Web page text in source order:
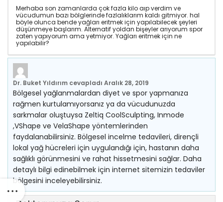
Merhaba son zamanlarda çok fazla kilo aıp verdim ve
vücudumun bazı bölglerinde fazlalıklarım kaldı gitmiyor. hal
böyle olunca bende yağları eritmek için yapılabilecek şeyleri
düşünmeye başlarım. Alternatif yoldan bişeyler arıyorum spor
zaten yapıyorum ama yetmiyor. Yağları eritmek için ne
yapılabilir?
Dr. Buket Yıldırım cevapladı Aralık 28, 2019
Bölgesel yağlanmalardan diyet ve spor yapmanıza
rağmen kurtulamıyorsanız ya da vücudunuzda
sarkmalar oluştuysa Zeltiq CoolSculpting, Inmode
,VShape ve VelaShape yöntemlerinden
faydalanabilirsiniz. Bölgesel incelme tedavileri, dirençli
lokal yağ hücreleri için uygulandığı için, hastanın daha
sağlıklı görünmesini ve rahat hissetmesini sağlar. Daha
detaylı bilgi edinebilmek için internet sitemizin tedaviler
bölgesini inceleyebilirsiniz.